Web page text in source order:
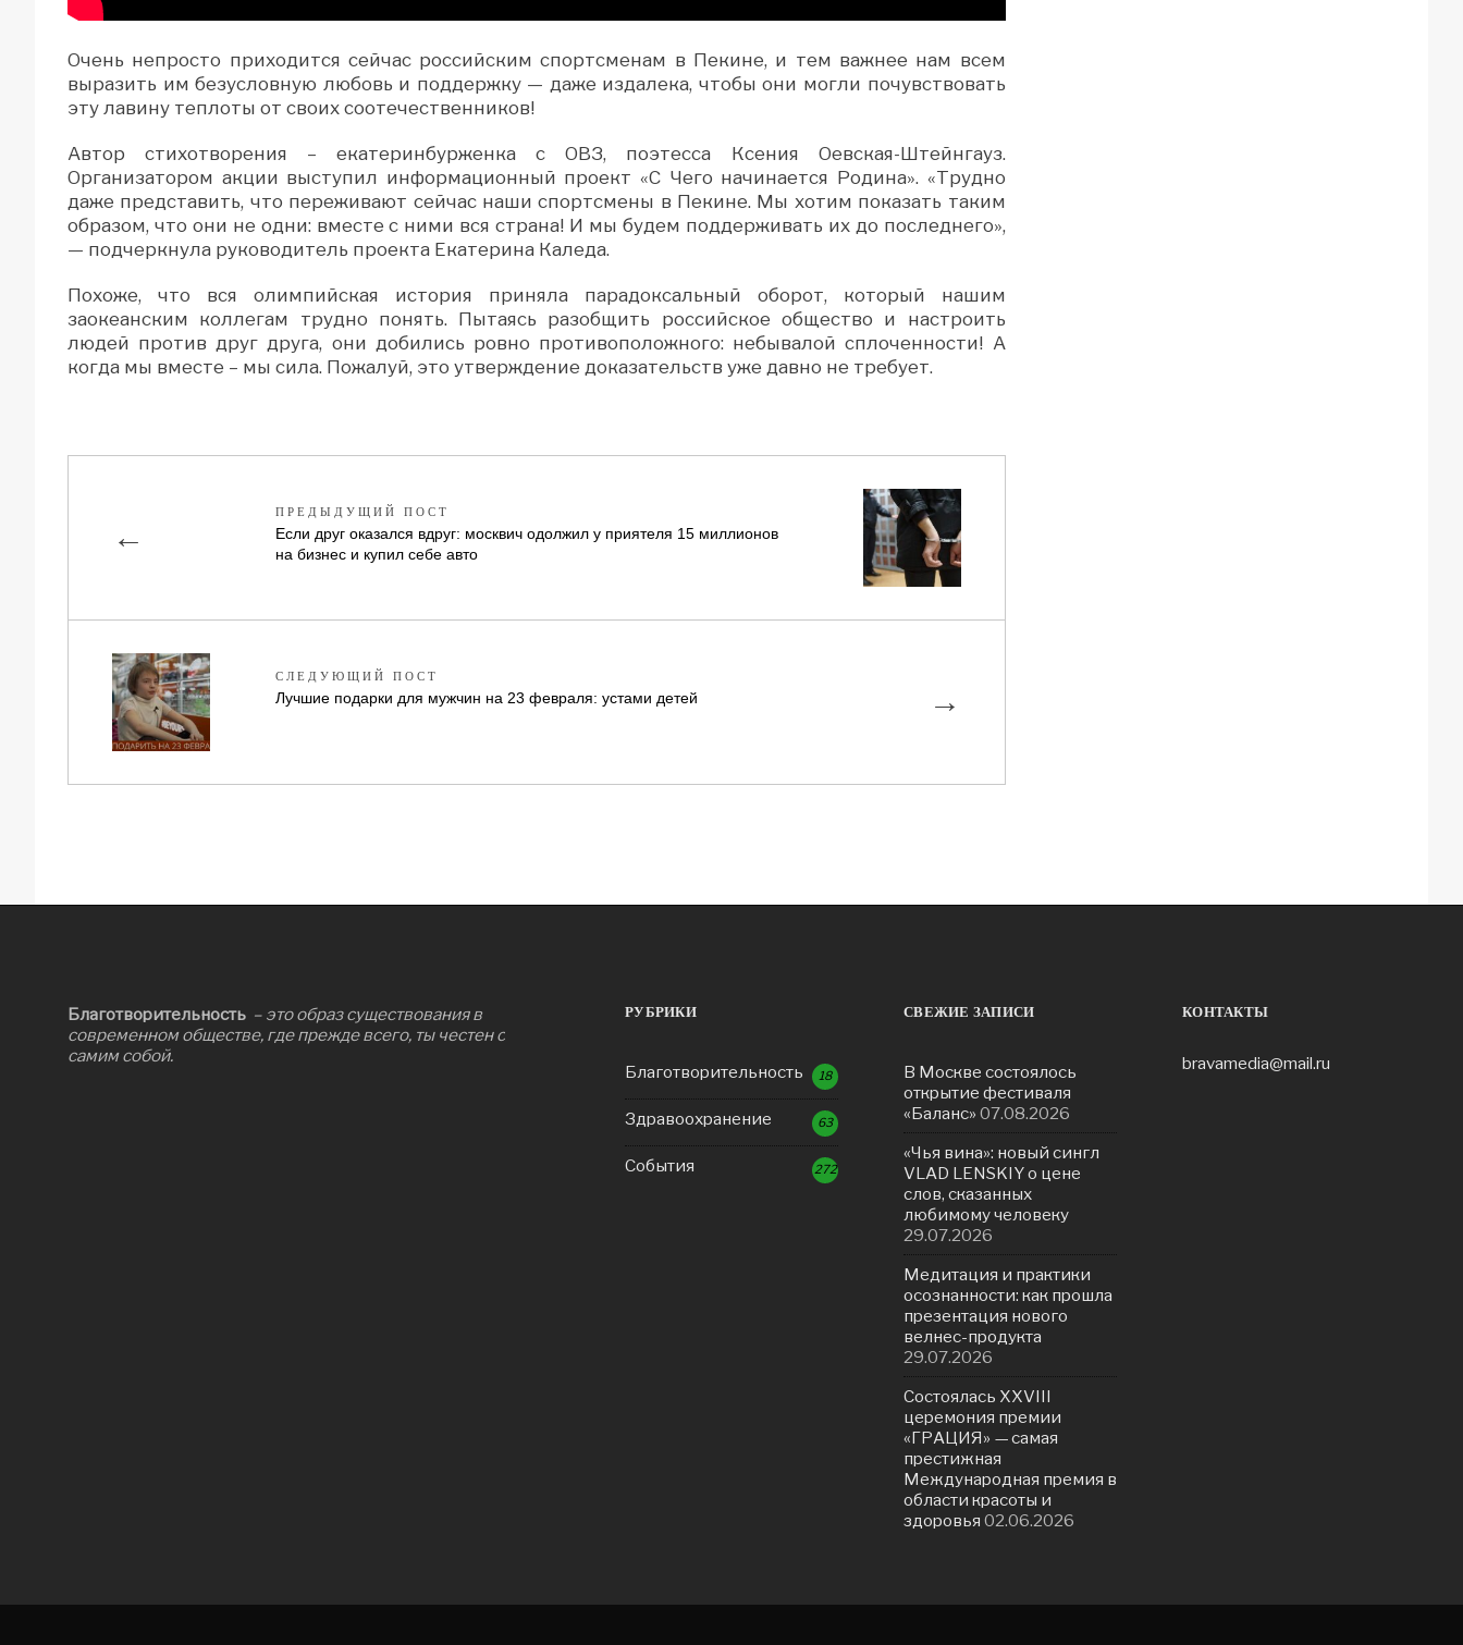
Очень непросто приходится сейчас российским спортсменам в Пекине, и тем важнее нам всем
выразить им безусловную любовь и поддержку — даже издалека, чтобы они могли почувствовать
эту лавину теплоты от своих соотечественников!
Автор стихотворения – екатеринбурженка с ОВЗ, поэтесса Ксения Оевская-Штейнгауз.
Организатором акции выступил информационный проект «С Чего начинается Родина». «Трудно
даже представить, что переживают сейчас наши спортсмены в Пекине. Мы хотим показать таким
образом, что они не одни: вместе с ними вся страна! И мы будем поддерживать их до последнего»,
— подчеркнула руководитель проекта Екатерина Каледа.
Похоже, что вся олимпийская история приняла парадоксальный оборот, который нашим
заокеанским коллегам трудно понять. Пытаясь разобщить российское общество и настроить
людей против друг друга, они добились ровно противоположного: небывалой сплоченности! А
когда мы вместе – мы сила. Пожалуй, это утверждение доказательств уже давно не требует.
←
ПРЕДЫДУЩИЙ ПОСТ
Если друг оказался вдруг: москвич одолжил у приятеля 15 миллионов
на бизнес и купил себе авто
→
СЛЕДУЮЩИЙ ПОСТ
Лучшие подарки для мужчин на 23 февраля: устами детей
Благотворительность – это образ существования в
современном обществе, где прежде всего, ты честен с
самим собой.
РУБРИКИ
Благотворительность 18
Здравоохранение 63
События 272
СВЕЖИЕ ЗАПИСИ
В Москве состоялось
открытие фестиваля
«Баланс» 07.08.2026
«Чья вина»: новый сингл
VLAD LENSKIY о цене
слов, сказанных
любимому человеку
29.07.2026
Медитация и практики
осознанности: как прошла
презентация нового
велнес-продукта
29.07.2026
Состоялась ХXVIII
церемония премии
«ГРАЦИЯ» — самая
престижная
Международная премия в
области красоты и
здоровья 02.06.2026
КОНТАКТЫ
bravamedia@mail.ru